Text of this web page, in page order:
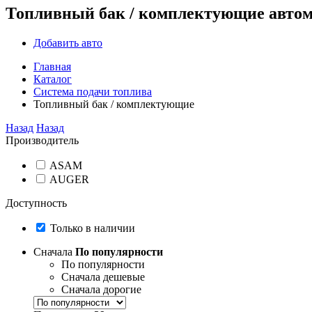
Топливный бак / комплектующие
Добавить авто
Главная
Каталог
Система подачи топлива
Топливный бак / комплектующие
Назад Назад
Производитель
ASAM
AUGER
Доступность
Только в наличии
Сначала По популярности
По популярности
Сначала дешевые
Сначала дорогие